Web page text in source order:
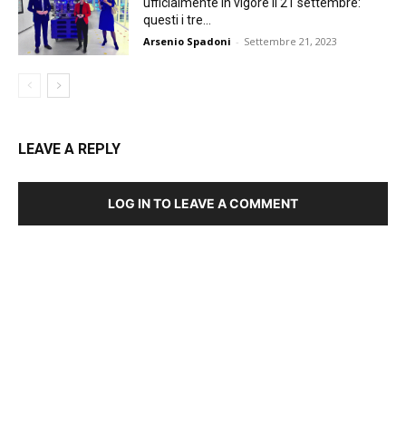
questi i tre...
Arsenio Spadoni - Settembre 21, 2023
LEAVE A REPLY
LOG IN TO LEAVE A COMMENT